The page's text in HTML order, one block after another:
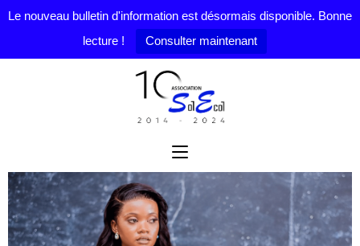
Le nouveau bulletin d'information est désormais disponible. Bonne
lecture !
Consulter maintenant